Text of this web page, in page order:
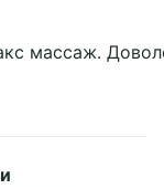
массаж.